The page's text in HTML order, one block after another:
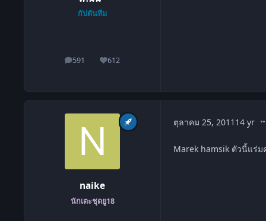
กัปตันทีม
591
โพสต์ 612
ชื่อเสียง
naike
นักเตะชุดยู18
ตุลาคม 25, 2011 14 yr
Marek hamsik ตัวนี้แร่ม